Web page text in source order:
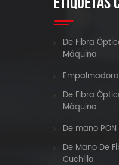
De Fibra
Máquina
De Fibra
Máquina
De mano
De Mano De
Cuchilla